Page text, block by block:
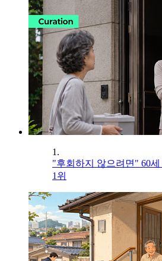
1.
"후회하지 않으려면" 60
1위